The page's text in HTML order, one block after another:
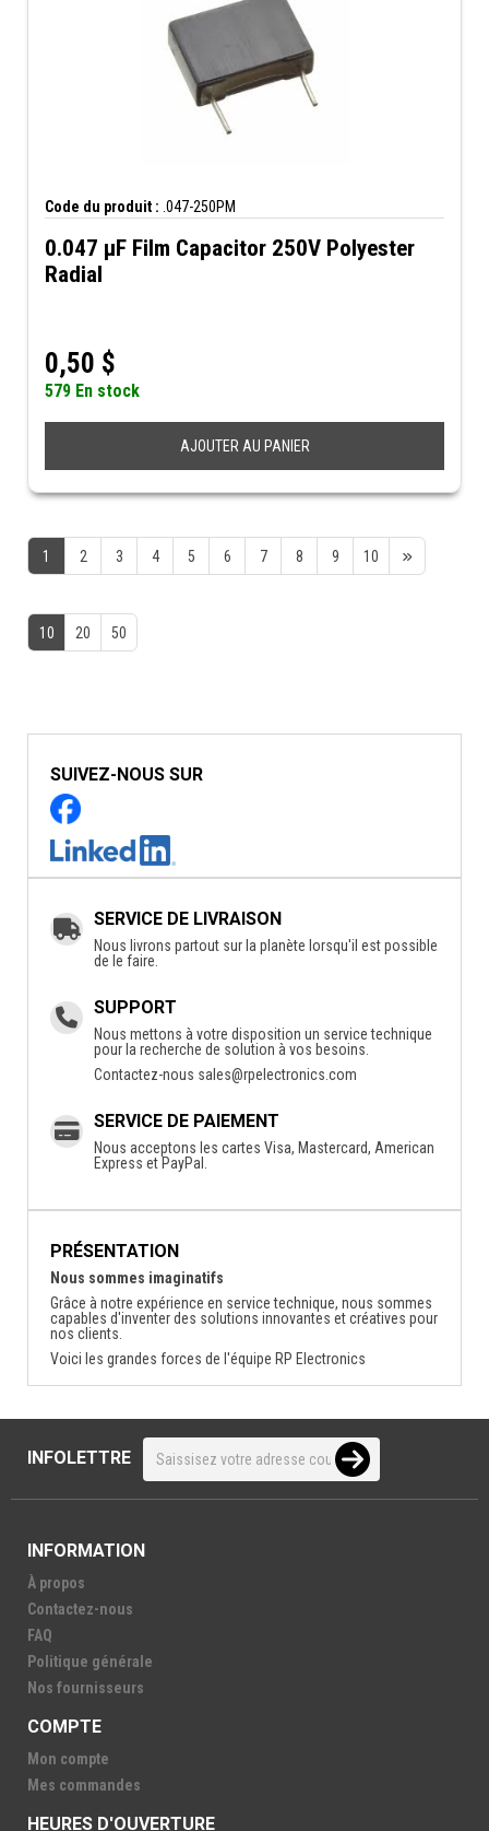
Code du produit : .047-250PM
0.047 µF Film Capacitor 250V Polyester
Radial
0,50 $
579 En stock
AJOUTER AU PANIER
1 2 3 4 5 6 7 8 9 10
10 20 50
SUIVEZ-NOUS SUR
SERVICE DE LIVRAISON
Nous livrons partout sur la planète lorsqu'il est possible
de le faire.
SUPPORT
Nous mettons à votre disposition un service technique
pour la recherche de solution à vos besoins.
Contactez-nous sales@rpelectronics.com
SERVICE DE PAIEMENT
Nous acceptons les cartes Visa, Mastercard, American
Express et PayPal.
PRÉSENTATION
Nous sommes imaginatifs
Grâce à notre expérience en service technique, nous sommes
capables d'inventer des solutions innovantes et créatives pour
nos clients.
Voici les grandes forces de l'équipe RP Electronics
INFOLETTRE
INFORMATION
À propos
Contactez-nous
FAQ
Politique générale
Nos fournisseurs
COMPTE
Mon compte
Mes commandes
HEURES D'OUVERTURE